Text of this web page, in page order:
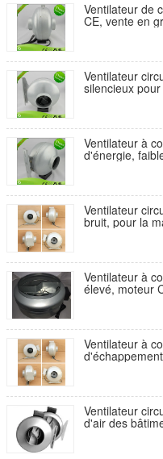
Ventilateur de
CE, vente en
Ventilateur
silencieux
Ventilateur à
d'énergie,
Ventilateur
bruit, pour la
Ventilateur à
élevé, moteur
Ventilateur à
Ventilateur
d'air des